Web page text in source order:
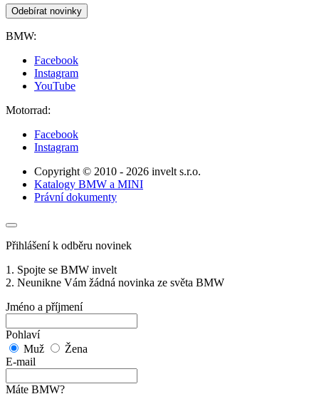
Odebírat novinky
BMW:
Facebook
Instagram
YouTube
Motorrad:
Facebook
Instagram
Copyright © 2010 - 2026 invelt s.r.o.
Katalogy BMW a MINI
Právní dokumenty
Přihlášení k odběru novinek
1. Spojte se BMW invelt
2. Neunikne Vám žádná novinka ze světa BMW
Jméno a příjmení
Pohlaví
Muž
Žena
E-mail
Máte BMW?